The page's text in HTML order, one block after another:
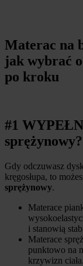
Materac na
jak wybrać
po kroku
#1
sprężynowy?
Gdy odczuwasz
kręgosłupa, to
sprężynowy.
Materace
i stanowią
Materace
punktowo na
krzywizn ciała.